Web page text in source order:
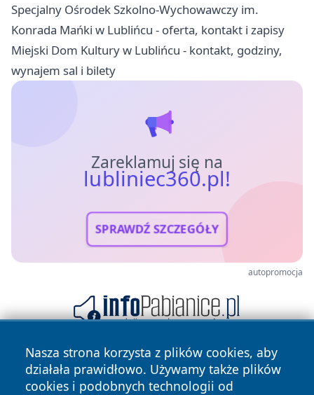
Specjalny Ośrodek Szkolno-Wychowawczy im.
Konrada Mańki w Lublińcu - oferta, kontakt i zapisy
Miejski Dom Kultury w Lublińcu - kontakt, godziny,
wynajem sal i bilety
Zareklamuj się na
lubliniec360.pl!
SPRAWDŹ SZCZEGÓŁY
autopromocja
Nasza strona korzysta z plików cookies, aby
działała prawidłowo. Używamy także plików
cookies i podobnych technologii od